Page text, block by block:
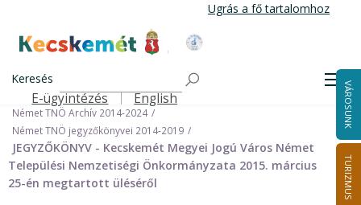
tartalomra
Ugrás a fő tartalomhoz
Kecskemét Város Honlapja
Keresés
Felső navigáció
E-ügyintézés English VÁROSUNK
TURIZMUS
Önkormányzat
Nemzetiségi Önkormányzatok
Német Települési Nemzetiségi Önkormányzat
Német TNÖ Archív 2014-2024
Német TNÖ jegyzőkönyvei 2014-2019
JEGYZŐKÖNYV - Kecskemét Megyei Jogú Város Német
Települési Nemzetiségi Önkormányzata 2015. március
25-én megtartott üléséről